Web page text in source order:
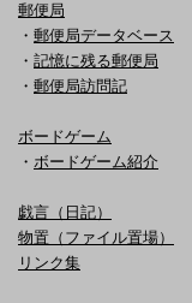
郵便局
・ 郵便局データベース
・ 記憶に残る郵便局
・ 郵便局訪問記
ボードゲーム
・ ボードゲーム紹介
戯言（日記）
物置（ファイル置場）
リンク集